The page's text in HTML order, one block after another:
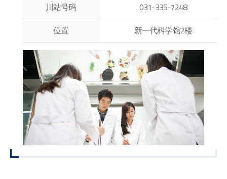
川站号码
031-335-7248
位置
新一代科学馆2楼